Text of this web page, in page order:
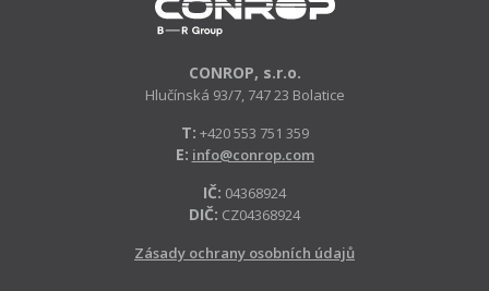
CONROP, s.r.o.
Hlučínská 93/7, 747 23 Bolatice
T: +420 553 751 359
E: info@conrop.com
IČ: 04368924
DIČ: CZ04368924
Zásady ochrany osobních údajů